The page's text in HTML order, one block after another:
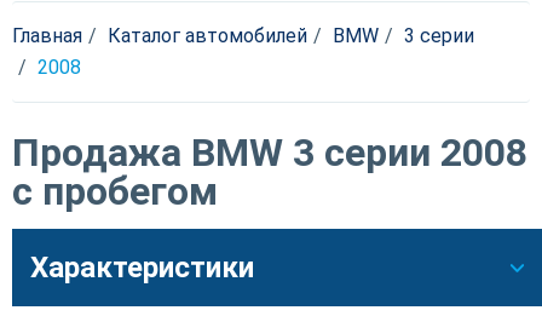
Главная Каталог автомобилей BMW
3 серии
2008
Продажа BMW 3 серии 2008
с пробегом
Характеристики